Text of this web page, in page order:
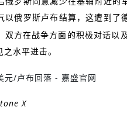
以俄罗斯卢布结算，这遭到
双方在战争方面的积极对话以
水平进击。
X